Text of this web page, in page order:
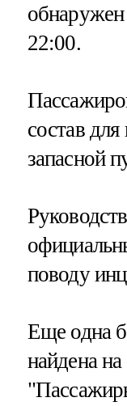
обнаружен
22:00.
состав
запасной
поводу
Еще одна
найдена